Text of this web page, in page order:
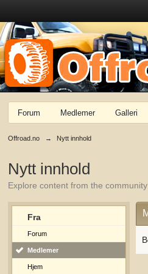
Forum Medlemer Galleri
Offroad.no → Nytt innhold
Nytt innhold
Explore content from the community
Fra
Forum
Medlemer
Hjem